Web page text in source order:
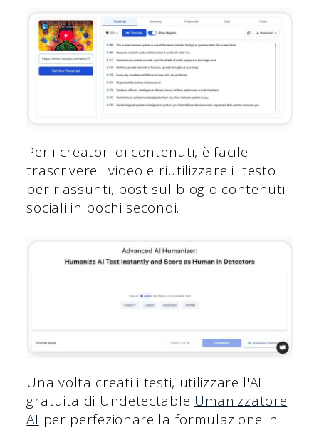
Per i creatori di contenuti, è facile
trascrivere i video e riutilizzare il testo
per riassunti, post sul blog o contenuti
sociali in pochi secondi.
Una volta creati i testi, utilizzare l'AI
gratuita di Undetectable Umanizzatore
AI per perfezionare la formulazione in